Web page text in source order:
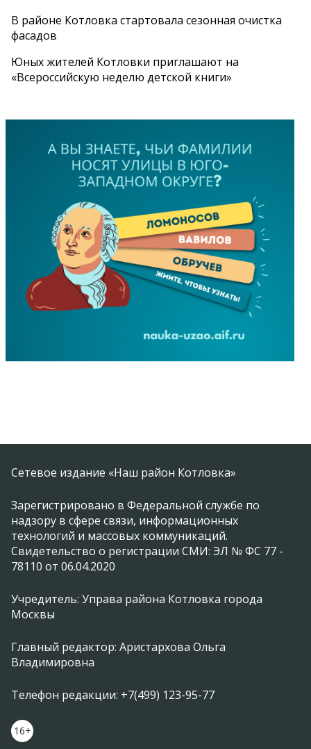
В районе Котловка стартовала сезонная очистка
фасадов
Юных жителей Котловки приглашают на
«Всероссийскую неделю детской книги»
Сетевое издание «Наш район Котловка»
Зарегистрировано в Федеральной службе по
надзору в сфере связи, информационных
технологий и массовых коммуникаций.
Свидетельство о регистрации СМИ: ЭЛ № ФС 77 -
78110 от 06.04.2020
Учредитель: Управа района Котловка города
Москвы
Главный редактор: Аристархова Ольга
Владимировна
Телефон редакции: +7(499) 123-95-77
16+